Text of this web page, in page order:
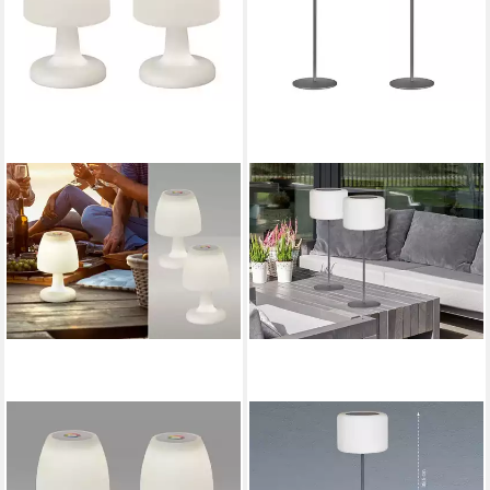
LED Außen-Tischleuchte,
USB-Ladefunktion, LED fest
LED Außen-Tischleuchte,
USB-Ladefunktion, LED fest